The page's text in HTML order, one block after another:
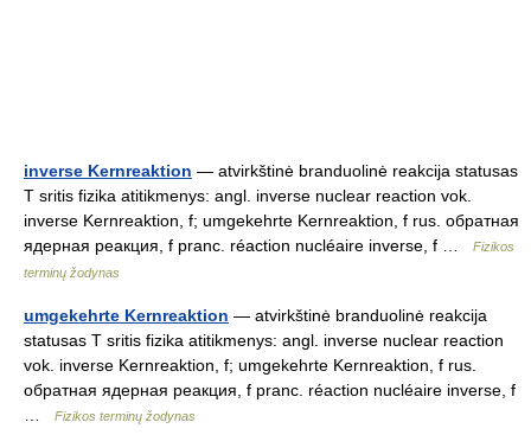
inverse Kernreaktion — atvirkštinė branduolinė reakcija statusas
T sritis fizika atitikmenys: angl. inverse nuclear reaction vok.
inverse Kernreaktion, f; umgekehrte Kernreaktion, f rus. обратная
ядерная реакция, f pranc. réaction nucléaire inverse, f …
Fizikos
terminų žodynas
umgekehrte Kernreaktion — atvirkštinė branduolinė reakcija
statusas T sritis fizika atitikmenys: angl. inverse nuclear reaction
vok. inverse Kernreaktion, f; umgekehrte Kernreaktion, f rus.
обратная ядерная реакция, f pranc. réaction nucléaire inverse, f
Fizikos terminų žodynas